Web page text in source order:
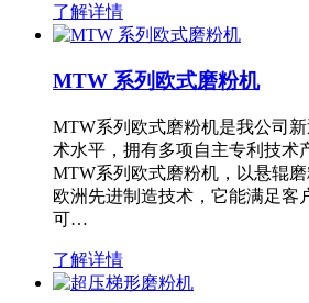
了解详情
MTW 系列欧式磨粉机
MTW系列欧式磨粉机是我公司
术水平，拥有多项自主专利技
MTW系列欧式磨粉机，以悬辊
欧洲先进制造技术，它能满足客
可…
了解详情